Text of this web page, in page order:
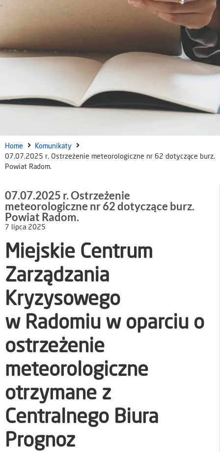
Home
Komunikaty
07.07.2025 r. Ostrzeżenie meteorologiczne nr 62 dotyczące burz.
Powiat Radom.
07.07.2025 r. Ostrzeżenie
meteorologiczne nr 62 dotyczące burz.
Powiat Radom.
7 lipca 2025
Miejskie Centrum
Zarządzania
Kryzysowego
w Radomiu w oparciu o
ostrzeżenie
meteorologiczne
otrzymane z
Centralnego Biura
Prognoz